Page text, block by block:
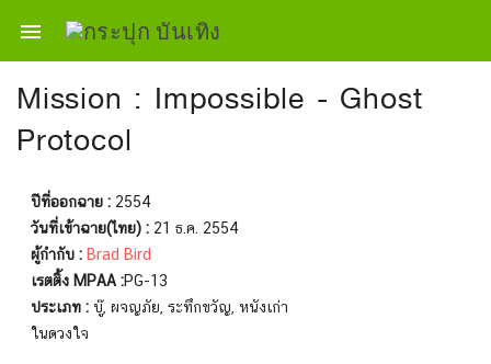

Mission : Impossible - Ghost
Protocol
ปีที่ออกฉาย : 2554
วันที่เข้าฉาย(ไทย) : 21 ธ.ค. 2554
ผู้กำกับ : Brad Bird
เรตติ้ง MPAA :PG-13
ประเภท : บู๊, ผจญภัย, ระทึกขวัญ, หนังเก่า
ในดวงใจ